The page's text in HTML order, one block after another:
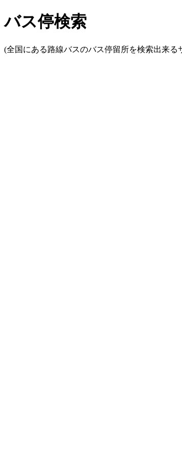
バス停検索
(全国にある路線バスのバス停留所を検索出来る